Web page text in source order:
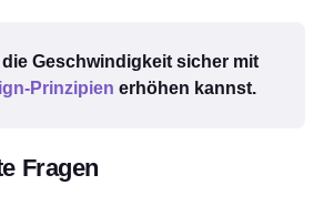
die Geschwindigkeit sicher mit
Prinzipien erhöhen kannst.
Fragen